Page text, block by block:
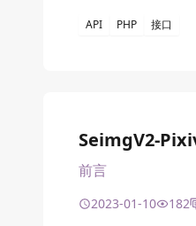
API PHP 接口
SeimgV2-
前言
2023-01-10 182